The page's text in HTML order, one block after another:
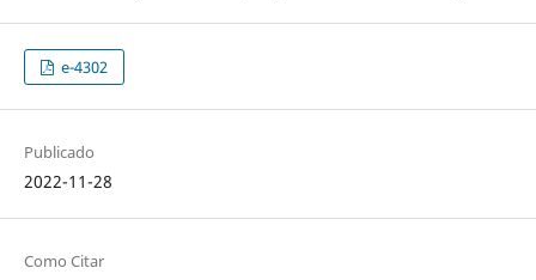
e-4302
Publicado
2022-11-28
Como Citar